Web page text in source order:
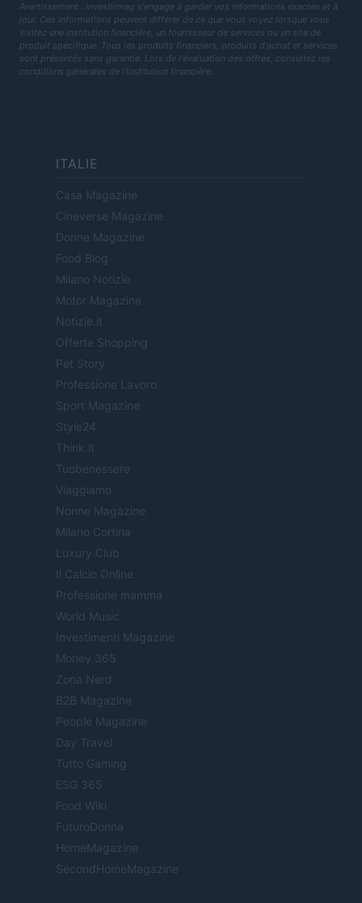
Avertissement : Investirmag s'engage à garder vos informations exactes et à
jour. Ces informations peuvent différer de ce que vous voyez lorsque vous
visitez une institution financière, un fournisseur de services ou un site de
produit spécifique. Tous les produits financiers, produits d'achat et services
sont présentés sans garantie. Lors de l'évaluation des offres, consultez les
conditions générales de l'institution financière.
ITALIE
Casa Magazine
Cineverse Magazine
Donne Magazine
Food Blog
Milano Notizie
Motor Magazine
Notizie.it
Offerte Shopping
Pet Story
Professione Lavoro
Sport Magazine
Style24
Think.it
Tuobenessere
Viaggiamo
Nonne Magazine
Milano Cortina
Luxury Club
Il Calcio Online
Professione mamma
World Music
Investimenti Magazine
Money 365
Zona Nerd
B2B Magazine
People Magazine
Day Travel
Tutto Gaming
ESG 365
Food Wiki
FuturoDonna
HomeMagazine
SecondHomeMagazine